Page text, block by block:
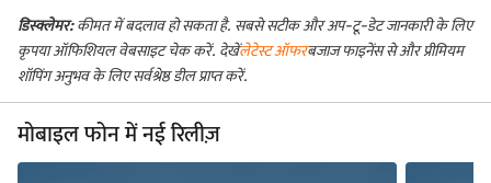
डिस्क्लेमर:कीमत में बदलाव हो सकता है. सबसे सटीक और अप-टू-डेट जानकारी के लिए
कृपया ऑफिशियल वेबसाइट चेक करें. देखेंलेटेस्ट ऑफरबजाज फाइनेंस से और प्रीमियम
शॉपिंग अनुभव के लिए सर्वश्रेष्ठ डील प्राप्त करें.
मोबाइल फोन में नई रिलीज़